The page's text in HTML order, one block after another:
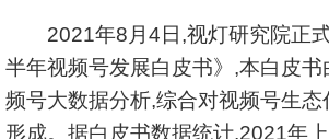
2021年8月4日,视灯研究院正式
半年视频号发展白皮书》,本白皮
频号大数据分析,综合对视频号生
形成。据白皮书数据统计,2021年